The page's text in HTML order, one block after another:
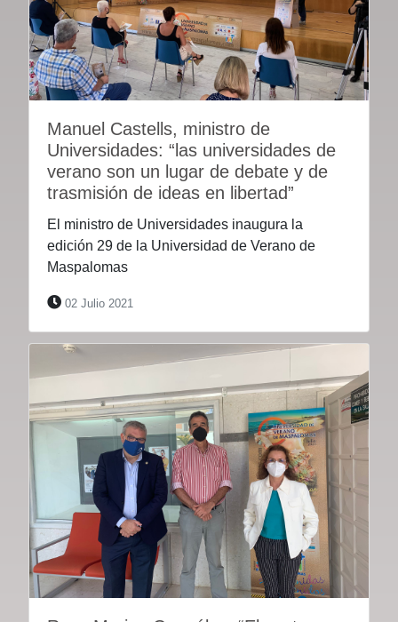
Manuel Castells, ministro de
Universidades: “las universidades de
verano son un lugar de debate y de
trasmisión de ideas en libertad”
El ministro de Universidades inaugura la
edición 29 de la Universidad de Verano de
Maspalomas
02 Julio 2021